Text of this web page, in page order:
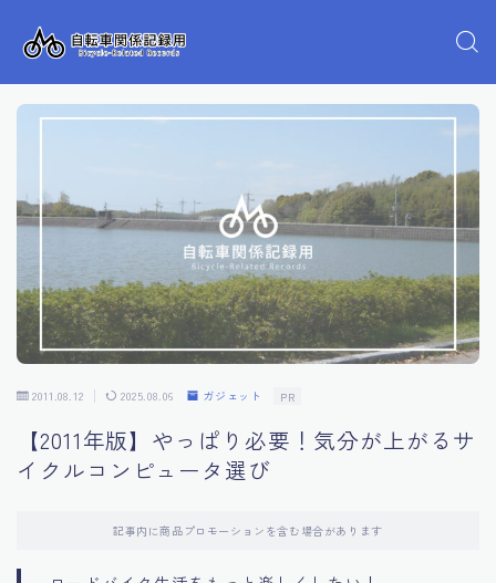
2011.08.12 2025.08.06 ガジェット PR
【2011年版】やっぱり必要！気分が上がるサ
イクルコンピュータ選び
記事内に商品プロモーションを含む場合があります